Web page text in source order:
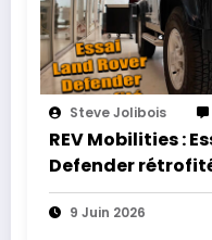
Steve Jolibois
REV Mobilities :
Defender
9 Juin 2026